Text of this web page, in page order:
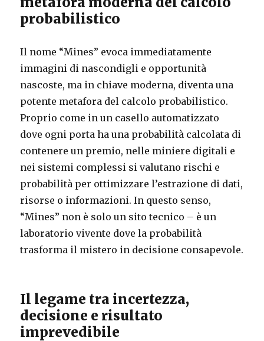
probabilistico
Il nome “Mines” evoca immediatamente
immagini di nascondigli e opportunità
nascoste, ma in chiave moderna, diventa una
potente metafora del calcolo probabilistico.
Proprio come in un casello automatizzato
dove ogni porta ha una probabilità calcolata di
contenere un premio, nelle miniere digitali e
nei sistemi complessi si valutano rischi e
probabilità per ottimizzare l’estrazione di dati,
risorse o informazioni. In questo senso,
“Mines” non è solo un sito tecnico – è un
laboratorio vivente dove la probabilità
trasforma il mistero in decisione consapevole.
Il legame tra incertezza,
decisione e risultato
imprevedibile